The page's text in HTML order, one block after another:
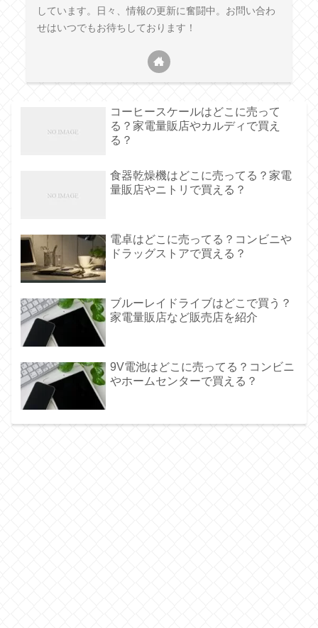
しています。日々、情報の更新に奮闘中。お問い合わ
せはいつでもお待ちしております！
コーヒースケールはどこに売って
る？家電量販店やカルディで買え
る？
食器乾燥機はどこに売ってる？家電
量販店やニトリで買える？
電卓はどこに売ってる？コンビニや
ドラッグストアで買える？
ブルーレイドライブはどこで買う？
家電量販店など販売店を紹介
9V電池はどこに売ってる？コンビニ
やホームセンターで買える？